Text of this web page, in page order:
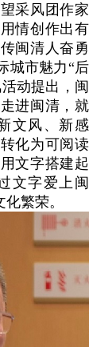
采风团作家
情创作出有
闽清人奋勇
城市魅力“后
动提出，闽
进闽清，就
文风、新感
化为可阅读
文字搭建起
文字爱上闽
繁荣。